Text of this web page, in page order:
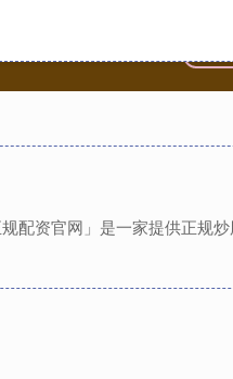
配资官网」是一家提供正规